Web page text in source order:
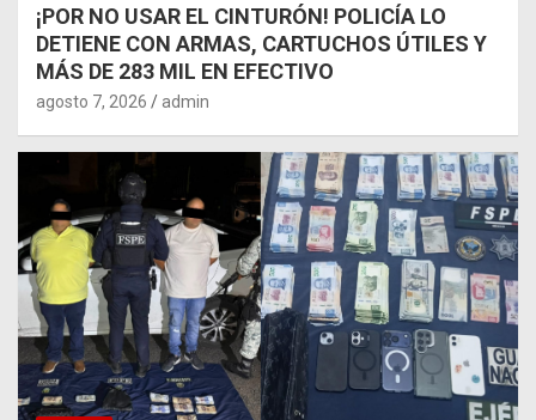
¡POR NO USAR EL CINTURÓN! POLICÍA LO
DETIENE CON ARMAS, CARTUCHOS ÚTILES Y
MÁS DE 283 MIL EN EFECTIVO
agosto 7, 2026 admin